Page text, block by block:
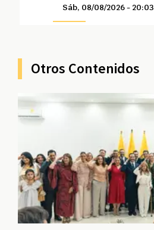
Sáb, 08/08/2026 - 20:03
Otros Contenidos